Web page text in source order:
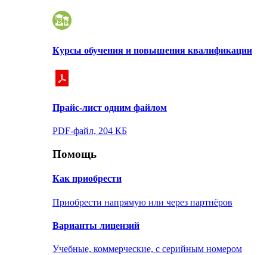
Курсы обучения и повышения квалификации
Прайс-лист одним файлом
PDF-файл, 204 КБ
Помощь
Как приобрести
Приобрести напрямую или через партнёров
Варианты лицензий
Учебные, коммерческие, с серийным номером